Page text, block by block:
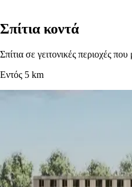
Σπίτια κοντά
Σπίτια σε γειτονικές περιοχές
Εντός 5 km